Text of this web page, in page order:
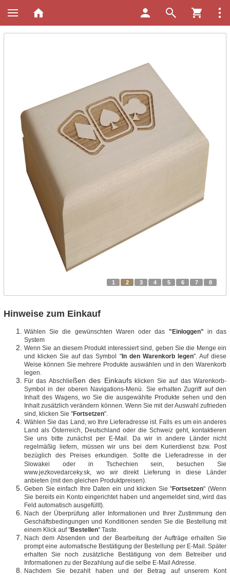
1 2 3 4 5 6 7 8
Hinweise zum Einkauf
Wählen Sie die gewünschten Waren oder das "Einloggen" in das
System
Wenn Sie an diesem Produkt interessiert sind, geben Sie die Menge ein
und klicken Sie auf das Symbol "In den Warenkorb legen". Auf diese
Weise können Sie mehrere Produkte auswählen und in den Warenkorb
legen.
Für das Abschließen des Einkaufsklicken Sie auf das Warenkorb-
Symbol in der oberen Navigations-Menü. Sie erhalten Zugriff auf den
Inhalt des Wagens, wo Sie die ausgewählte Produkte sehen und den
Inhalt zusätzlich verändern können. Wenn Sie mit der Auswahl zufrieden
sind, klicken Sie "Fortsetzen".
Wählen Sie das Land, wo Ihre Lieferadresse ist. Falls es um ein anderes
Land als Österreich, Deutschland oder die Schweiz geht, kontaktieren
Sie uns bitte zunächst per E-Mail. Da wir in andere Länder nicht
regelmäßig liefern, müssen wir uns bei dem Kurierdienst bzw. Post
bezüglich des Preises erkundigen.
Sollte die Lieferadresse in der
Slowakei oder in Tschechien sein, besuchen Sie
www.jezkovedarceky.sk, wo wir direkt Lieferung in diese Länder
anbieten (mit den gleichen Produktpreisen).
Geben Sie einfach Ihre Daten ein und klicken Sie "Fortsetzen" (Wenn
Sie bereits ein Konto eingerichtet haben und angemeldet sind, wird das
Feld automatisch ausgefüllt).
Nach der Überprüfung aller Informationen und Ihrer Zustimmung den
Geschäftsbedingungen und Konditionen senden Sie die Bestellung mit
einem Klick auf "Bestellen" Taste.
Nach dem Absenden und der Bearbeitung der Aufträge erhalten Sie
prompt eine automatische Bestätigung der Bestellung per E-Mail. Später
erhalten Sie noch zusätzliche Bestätigung von dem Betreiber und
Informationen zu der Bezahlung auf die selbe E-Mail Adresse.
Nachdem Sie bezahlt haben und der Betrag auf unserem Kont